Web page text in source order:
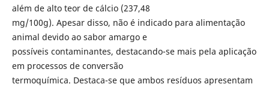
além de alto teor de cálcio (237,48
mg/100g). Apesar disso, não é indicado para alimentação
animal devido ao sabor amargo e
possíveis contaminantes, destacando-se mais pela aplicação
em processos de conversão
termoquímica. Destaca-se que ambos resíduos apresentam